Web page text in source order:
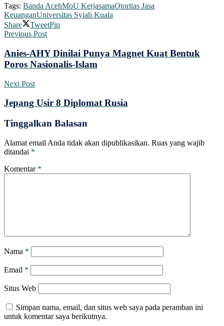
Tags: Banda AcehMoU KerjasamaOtoritas Jasa
KeuanganUniversitas Syiah Kuala
Share
TweetPin
Previous Post
Anies-AHY Dinilai Punya Magnet Kuat Bentuk
Poros Nasionalis-Islam
Next Post
Jepang Usir 8 Diplomat Rusia
Tinggalkan Balasan
Alamat email Anda tidak akan dipublikasikan. Ruas yang wajib
ditandai *
Komentar *
Nama *
Email *
Situs Web
Simpan nama, email, dan situs web saya pada peramban ini
untuk komentar saya berikutnya.